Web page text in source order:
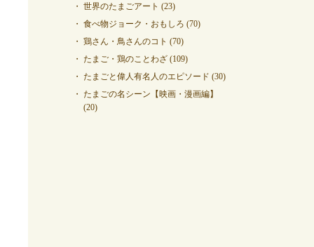
世界のたまごアート (23)
食べ物ジョーク・おもしろ (70)
鶏さん・鳥さんのコト (70)
たまご・鶏のことわざ (109)
たまごと偉人有名人のエピソード (30)
たまごの名シーン【映画・漫画編】
(20)